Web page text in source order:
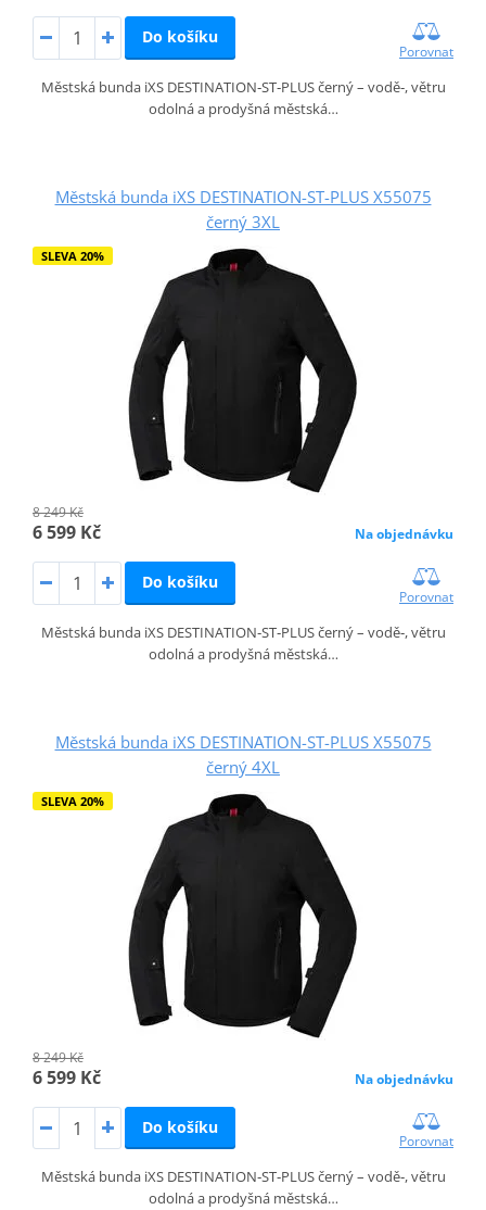
Do košíku
Porovnat
Městská bunda iXS DESTINATION‑ST‑PLUS černý – vodě‑, větru
odolná a prodyšná městská…
Městská bunda iXS DESTINATION-ST-PLUS X55075
černý 3XL
SLEVA 20%
8 249 Kč
6 599 Kč Na objednávku
Do košíku
Porovnat
Městská bunda iXS DESTINATION‑ST‑PLUS černý – vodě‑, větru
odolná a prodyšná městská…
Městská bunda iXS DESTINATION-ST-PLUS X55075
černý 4XL
SLEVA 20%
8 249 Kč
6 599 Kč Na objednávku
Do košíku
Porovnat
Městská bunda iXS DESTINATION‑ST‑PLUS černý – vodě‑, větru
odolná a prodyšná městská…